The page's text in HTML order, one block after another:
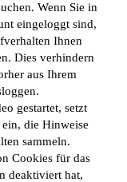
Wenn Sie in
eingeloggt sind,
Ihnen
Dies verhindern
aus Ihrem
gestartet, setzt
die Hinweise
sammeln.
Cookies für das
deaktiviert hat,